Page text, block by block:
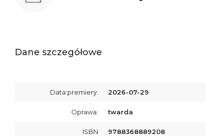
Dane szczegółowe
Data premiery: 2026-07-29
Oprawa: twarda
ISBN 9788368889208